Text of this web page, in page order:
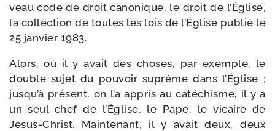
veau code de droit cano­nique, le droit de l’Église,
la col­lec­tion de toutes les lois de l’Église publié le
25 jan­vier 1983.
Alors, où il y avait des choses, par exemple, le
double sujet du pou­voir suprême dans l’Église ;
jusqu’à pré­sent, on l’a appris au caté­chisme, il y a
un seul chef de l’Église, le Pape, le vicaire de
Jésus-​Christ. Maintenant, il y avait deux, deux